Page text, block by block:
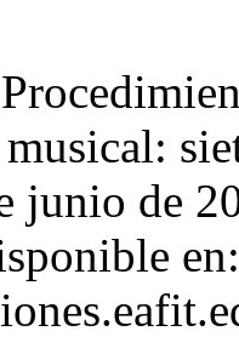
junio de
en: